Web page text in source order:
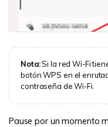
Nota:Si la red Wi-Fi
botón WPS en el
contraseña de Wi-Fi.
Pause por un momento